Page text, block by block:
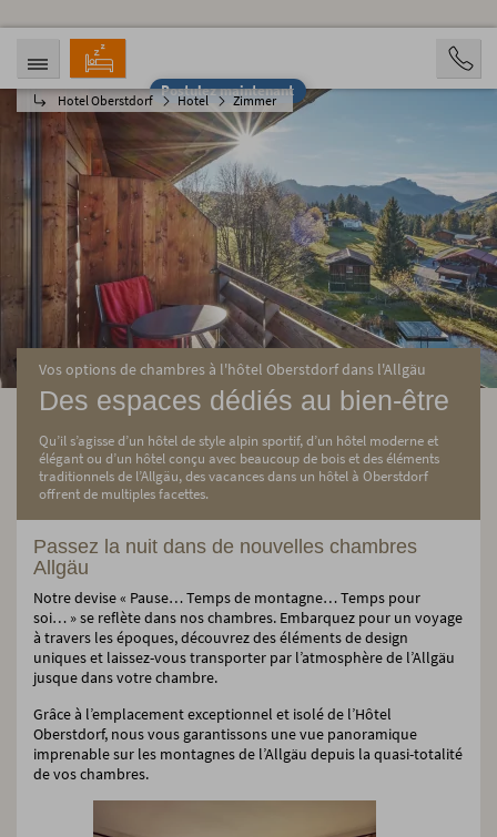
Postulez maintenant
Hotel Oberstdorf Hotel Zimmer
ARRIVÉE
08.08.2026
DÉPART
13.08.2026
PERSONNES
2 Personen
RÉSERVATION
Vos options de chambres à l'hôtel Oberstdorf dans l'Allgäu
Des espaces dédiés au bien-être
Qu’il s’agisse d’un hôtel de style alpin sportif, d’un hôtel moderne et
élégant ou d’un hôtel conçu avec beaucoup de bois et des éléments
traditionnels de l’Allgäu, des vacances dans un hôtel à Oberstdorf
offrent de multiples facettes.
Passez la nuit dans de nouvelles chambres
Allgäu
Notre devise « Pause… Temps de montagne… Temps pour
soi… » se reflète dans nos chambres. Embarquez pour un voyage
à travers les époques, découvrez des éléments de design
uniques et laissez-vous transporter par l’atmosphère de l’Allgäu
jusque dans votre chambre.
Grâce à l’emplacement exceptionnel et isolé de l’Hôtel
Oberstdorf, nous vous garantissons une vue panoramique
imprenable sur les montagnes de l’Allgäu depuis la quasi-totalité
de vos chambres.